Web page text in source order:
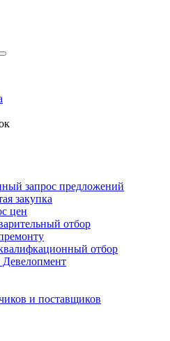
запрос предложений
закупка
цен
отбор
отбор
и поставщиков